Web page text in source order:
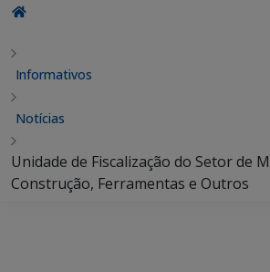
Informativos
Notícias
Unidade de Fiscalização do Setor de
Construção, Ferramentas e Outros